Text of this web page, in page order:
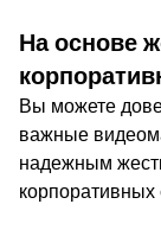
На основе
Вы можете
важные
надежным
корпоративных